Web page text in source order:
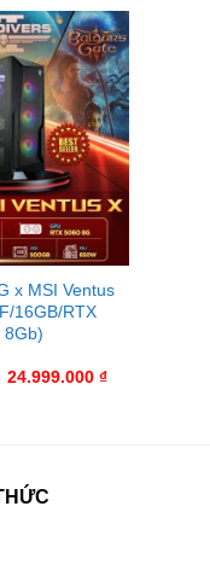
x MSI Ventus
16GB/RTX
8Gb)
24.999.000₫